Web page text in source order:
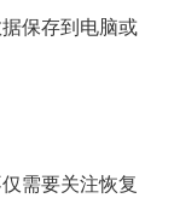
保存到电脑或
需要关注恢复